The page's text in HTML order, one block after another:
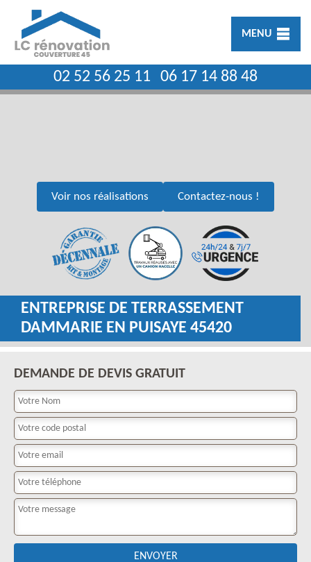
MENU
02 52 56 25 11 06 17 14 88 48
Voir nos réalisations Contactez-nous !
ENTREPRISE DE TERRASSEMENT
DAMMARIE EN PUISAYE 45420
DEMANDE DE DEVIS GRATUIT